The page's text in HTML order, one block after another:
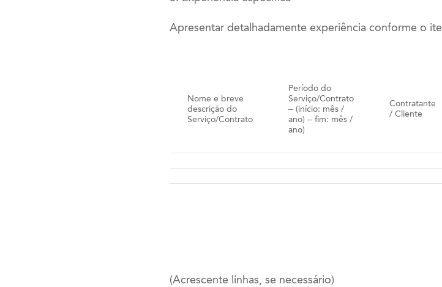
Apresentar detalhadamente experiência conforme o
Nome e breve
descrição do
Serviço/Contrato
Período do
Serviço/Contrato
– (início: mês /
ano) – fim: mês /
ano)
Contratante
/ Cliente
(Acrescente linhas, se necessário)